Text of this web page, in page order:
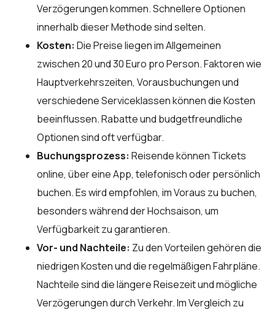
Verzögerungen kommen. Schnellere Optionen
innerhalb dieser Methode sind selten.
Kosten: Die Preise liegen im Allgemeinen
zwischen 20 und 30 Euro pro Person. Faktoren wie
Hauptverkehrszeiten, Vorausbuchungen und
verschiedene Serviceklassen können die Kosten
beeinflussen. Rabatte und budgetfreundliche
Optionen sind oft verfügbar.
Buchungsprozess: Reisende können Tickets
online, über eine App, telefonisch oder persönlich
buchen. Es wird empfohlen, im Voraus zu buchen,
besonders während der Hochsaison, um
Verfügbarkeit zu garantieren.
Vor- und Nachteile: Zu den Vorteilen gehören die
niedrigen Kosten und die regelmäßigen Fahrpläne.
Nachteile sind die längere Reisezeit und mögliche
Verzögerungen durch Verkehr. Im Vergleich zu